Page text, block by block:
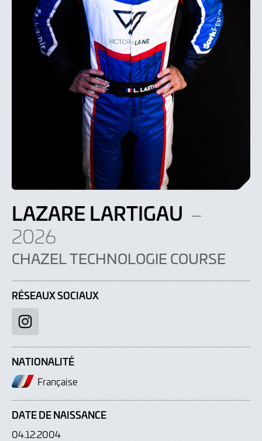
LAZARE LARTIGAU –
2026
CHAZEL TECHNOLOGIE COURSE
RÉSEAUX SOCIAUX
Instagram
NATIONALITÉ
Française
DATE DE NAISSANCE
04.12.2004